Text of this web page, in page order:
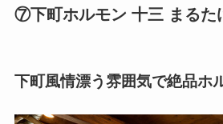
⑦下町ホルモン 十三 まるた
下町風情漂う雰囲気で絶品ホ